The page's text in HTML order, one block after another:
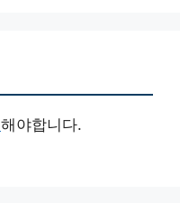
해야합니다.